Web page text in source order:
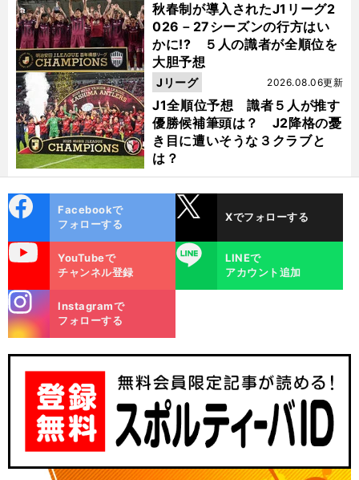
秋春制が導入されたJ1リーグ2
026－27シーズンの行方はい
かに!? ５人の識者が全順位を
大胆予想
J1全順位予想 識者５人が推す
優勝候補筆頭は？ J2降格の憂
き目に遭いそうな３クラブと
は？
2026.08.06更新
Jリーグ
ok
Facebookで
フォローする
Xでフォローする
YouTubeで
チャンネル登録
LINE
LINEで
アカウント追加
m
Instagramで
フォローする